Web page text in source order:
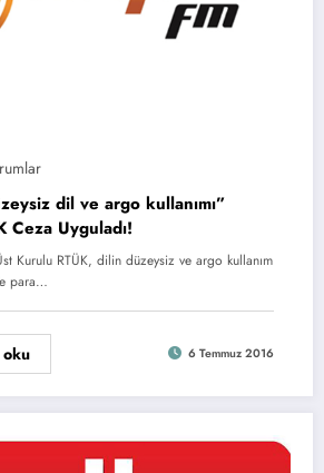
dil ve argo kullanımı”
Ceza Uyguladı!
Kurulu RTÜK, dilin düzeysiz ve argo kullanım
para…
oku 6 Temmuz 2016